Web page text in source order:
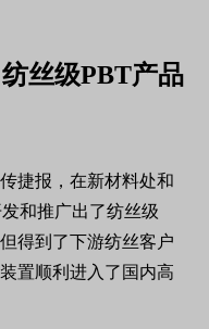
丝级PBT产品
捷报，在新材料处和
和推广出了纺丝级
得到了下游纺丝客户
置顺利进入了国内高